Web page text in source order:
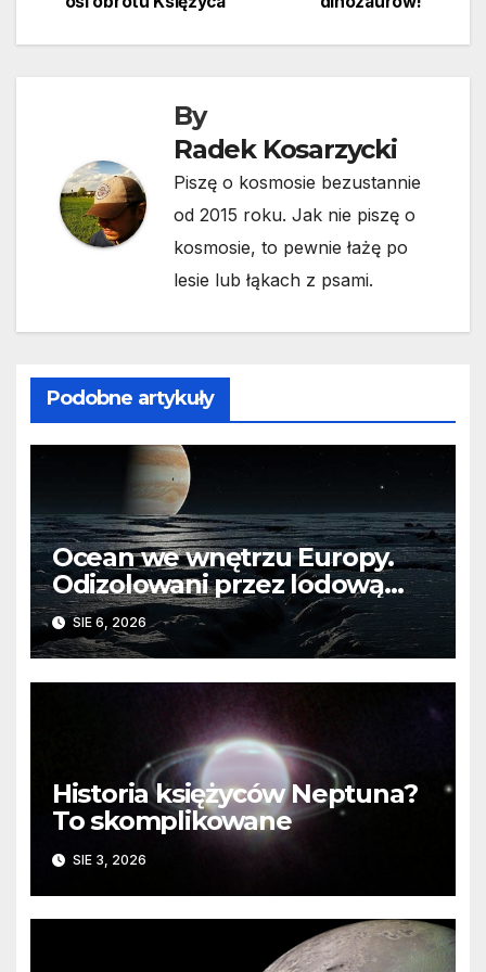
wpisu
By
Radek Kosarzycki
Piszę o kosmosie bezustannie
od 2015 roku. Jak nie piszę o
kosmosie, to pewnie łażę po
lesie lub łąkach z psami.
Podobne artykuły
Ocean we wnętrzu Europy.
Odizolowani przez lodową
barierę
SIE 6, 2026
Historia księżyców Neptuna?
To skomplikowane
SIE 3, 2026